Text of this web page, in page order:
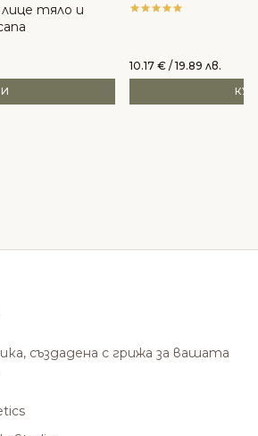
тяло и
10.17 € / 19.89 лв.
създадена с грижа за вашата